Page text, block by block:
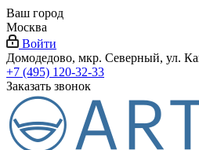
Ваш город
Москва
Войти
Домодедово, мкр. Северный, ул.
+7 (495) 120-32-33
Заказать звонок